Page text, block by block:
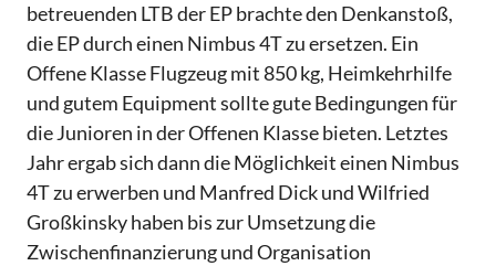
betreuenden LTB der EP brachte den Denkanstoß,
die EP durch einen Nimbus 4T zu ersetzen. Ein
Offene Klasse Flugzeug mit 850 kg, Heimkehrhilfe
und gutem Equipment sollte gute Bedingungen für
die Junioren in der Offenen Klasse bieten. Letztes
Jahr ergab sich dann die Möglichkeit einen Nimbus
4T zu erwerben und Manfred Dick und Wilfried
Großkinsky haben bis zur Umsetzung die
Zwischenfinanzierung und Organisation